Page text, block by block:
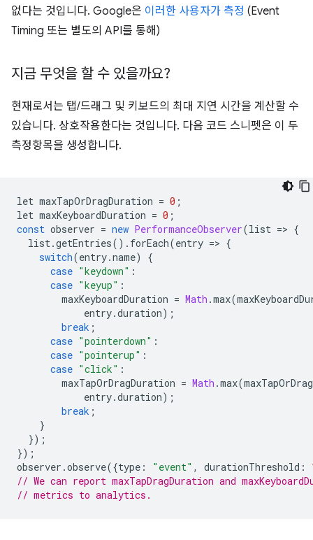
없다는 것입니다. Google은 이러한 사용자가 측정 (Event
Timing 또는 별도의 API를 통해)
지금 무엇을 할 수 있을까요?
현재로서는 탭/드래그 및 키보드의 최대 지연 시간을 계산할 수
있습니다. 상호작용한다는 것입니다. 다음 코드 스니펫은 이 두
측정항목을 생성합니다.
let maxTapOrDragDuration = 0 ;
let maxKeyboardDuration = 0 ;
const observer = new PerformanceObserver(list => {
list.getEntries(). forEach(entry => {
switch(entry.name)
{
case "keydown" :
case "keyup" :
maxKeyboardDuration = Math .max(
entry.duration);
break ;
case "pointerdown" :
case "pointerup" :
case "click" :
maxTapOrDragDuration = Math .max(
entry.duration);
break ;
}
});
});
observer .observe({type : "event" , durationThreshold :
// We can report maxTapDragDuration and
// metrics to analytics.